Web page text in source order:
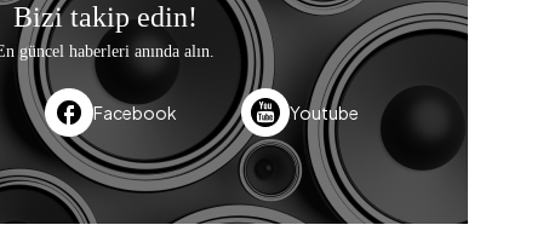
Bizi takip edin!
güncel haberleri anında alın.
Facebook Youtube